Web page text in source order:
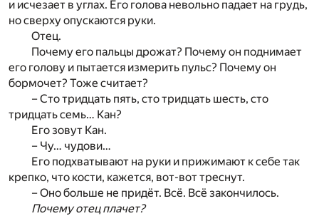
и исчезает в углах. Его голова невольно падает на грудь,
но сверху опускаются руки.
Отец.
Почему его пальцы дрожат? Почему он поднимает
его голову и пытается измерить пульс? Почему он
бормочет? Тоже считает?
– Сто тридцать пять, сто тридцать шесть, сто
тридцать семь… Кан?
Его зовут Кан.
– Чу… чудови…
Его подхватывают на руки и прижимают к себе так
крепко, что кости, кажется, вот-вот треснут.
– Оно больше не придёт. Всё. Всё закончилось.
Почему отец плачет?